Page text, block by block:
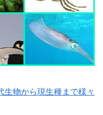
生物から現生種まで様々